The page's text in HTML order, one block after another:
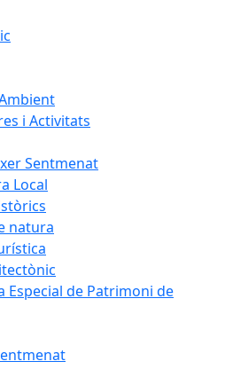
i Activitats
Sentmenat
Local
natura
Especial de Patrimoni de